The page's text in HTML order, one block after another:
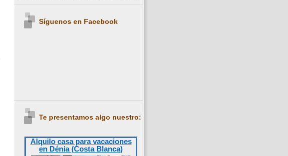
Síguenos en Facebook
Te presentamos algo nuestro:
Alquilo casa para vacaciones
en Dénia (Costa Blanca)